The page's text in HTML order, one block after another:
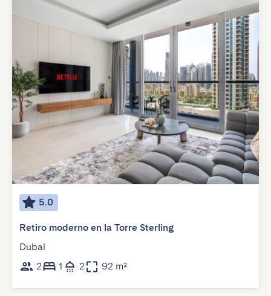
5.0
Retiro moderno en la Torre Sterling
Dubai
2
1 2 92 m²